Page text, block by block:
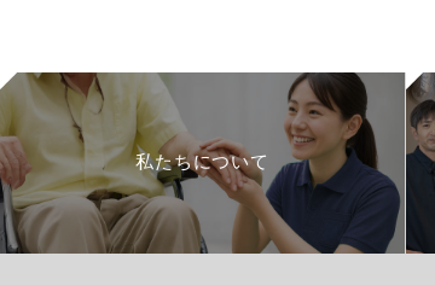
私たちについて